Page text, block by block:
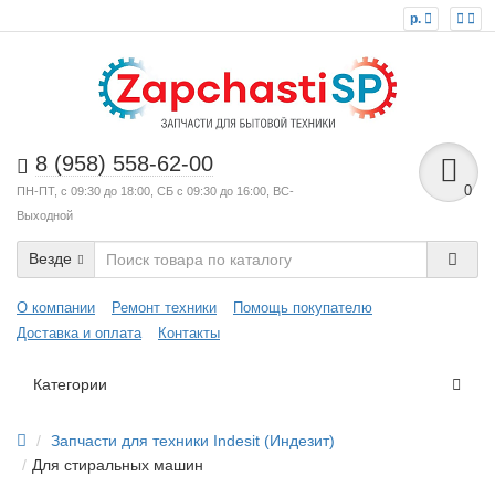
р.
8 (958) 558-62-00
ПН-ПТ, с 09:30 до 18:00, СБ с 09:30 до 16:00, ВС-
Выходной
0
Везде
О компании Ремонт техники
Помощь покупателю
Доставка и оплата
Контакты
Категории
Запчасти для техники Indesit (Индезит)
Для стиральных машин